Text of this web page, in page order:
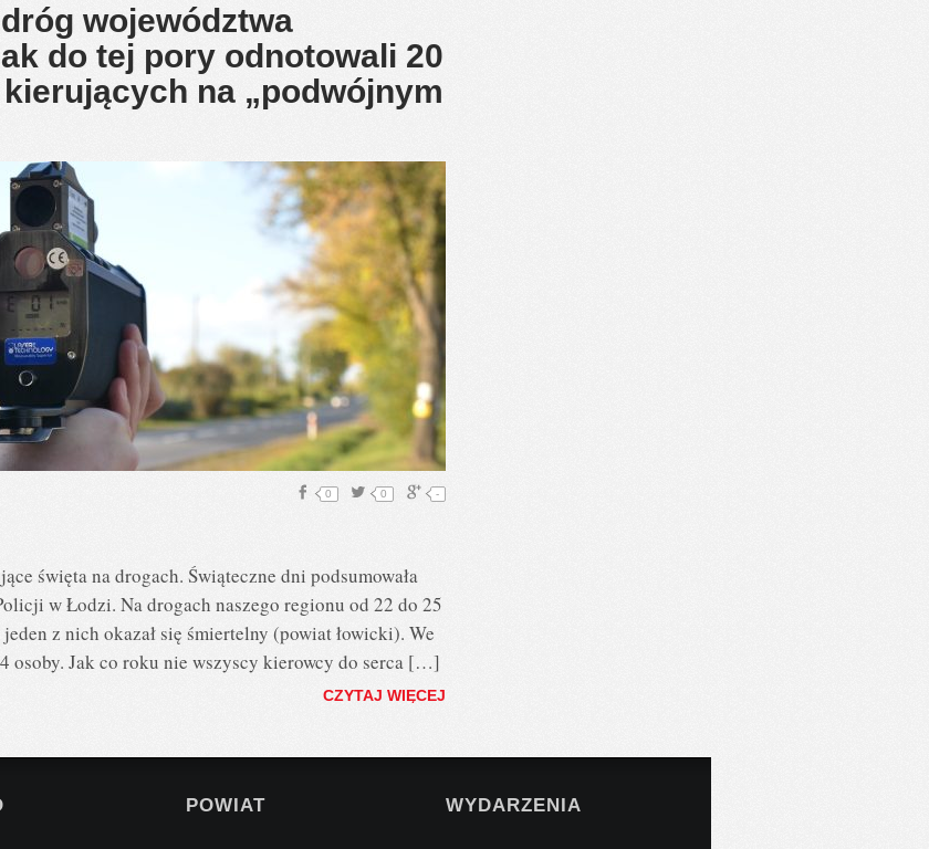
województwa
do tej pory odnotowali 20
na „podwójnym
-
0
0
święta na drogach. Świąteczne dni podsumowała
w Łodzi. Na drogach naszego regionu od 22 do 25
z nich okazał się śmiertelny (powiat łowicki). We
osoby. Jak co roku nie wszyscy kierowcy do serca […]
CZYTAJ WIĘCEJ
POWIAT WYDARZENIA